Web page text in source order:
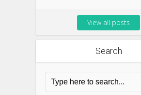
View all posts
Search